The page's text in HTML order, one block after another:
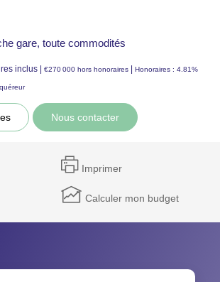
gare, toute commodités
inclus | €270 000 hors honoraires | Honoraires : 4.81%
Nous contacter
Imprimer
Calculer mon budget